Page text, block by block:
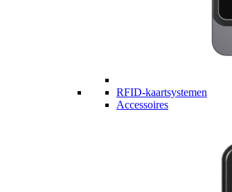
RFID-kaartsystemen
Accessoires